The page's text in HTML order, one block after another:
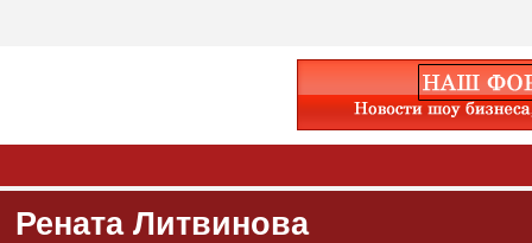
Рената Литвинова